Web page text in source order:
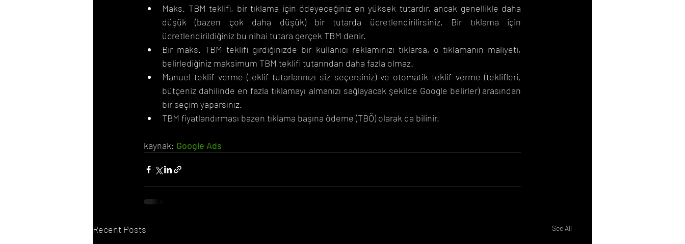
Maks. TBM teklifi, bir tıklama için ödeyeceğiniz en yüksek tutardır, ancak genellikle daha
düşük (bazen çok daha düşük) bir tutarda ücretlendirilirsiniz. Bir tıklama için
ücretlendirildiğiniz bu nihai tutara gerçek TBM denir.
Bir maks. TBM teklifi girdiğinizde bir kullanıcı reklamınızı tıklarsa, o tıklamanın maliyeti,
belirlediğiniz maksimum TBM teklifi tutarından daha fazla olmaz.
Manuel teklif verme (teklif tutarlarınızı siz seçersiniz) ve otomatik teklif verme (teklifleri,
bütçeniz dahilinde en fazla tıklamayı almanızı sağlayacak şekilde Google belirler) arasından
bir seçim yaparsınız.
TBM fiyatlandırması bazen tıklama başına ödeme (TBÖ) olarak da bilinir.
kaynak: Google Ads
Recent Posts See All